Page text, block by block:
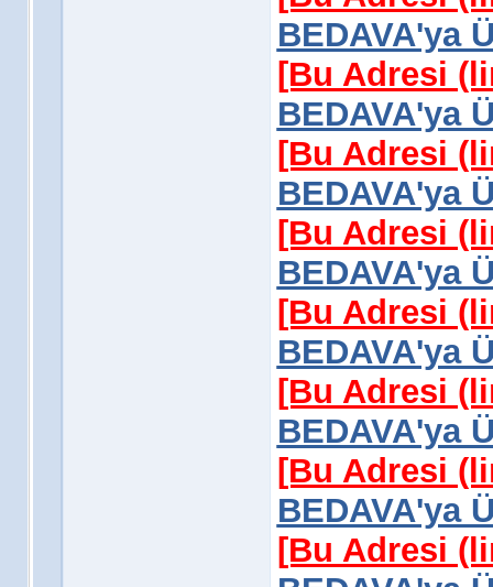
BEDAVA'ya
[Bu Adresi
BEDAVA'ya
[Bu Adresi
BEDAVA'ya
[Bu Adresi
BEDAVA'ya
[Bu Adresi
BEDAVA'ya
[Bu Adresi
BEDAVA'ya
[Bu Adresi
BEDAVA'ya
[Bu Adresi